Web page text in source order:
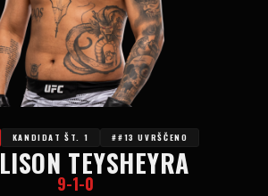
KANDIDAT ŠT. 1 ##13 UVRŠČENO
TEYSHEYRA
9-1-0